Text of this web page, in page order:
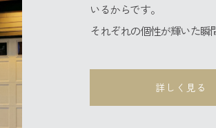
いるからです。
それぞれの個性が輝いた瞬
詳しく見る